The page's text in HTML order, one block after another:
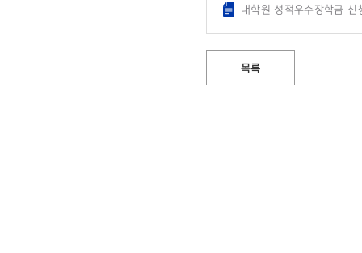
대학원 성적우수장학금
목록